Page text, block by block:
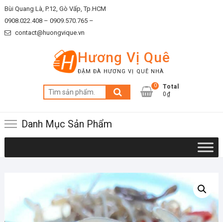
Skip
to
content
Bùi Quang Là, P.12, Gò Vấp, Tp.HCM
0908.022.408 – 0909.570.765 –
contact@huongvique.vn
Hương Vị Quê
ĐẬM ĐÀ HƯƠNG VỊ QUÊ NHÀ
Tìm
kiếm:
0
Total
0₫
Danh Mục Sản Phẩm